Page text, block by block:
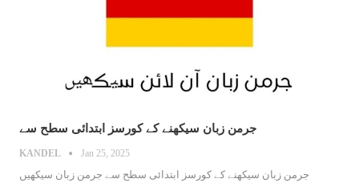
جرمن زبان سیکھنے کے کورسز ابتدائی سطح سے
KANDEL Jan 25, 2025
جرمن زبان سیکھنے کے کورسز ابتدائی سطح سے جرمن زبان سیکھیں